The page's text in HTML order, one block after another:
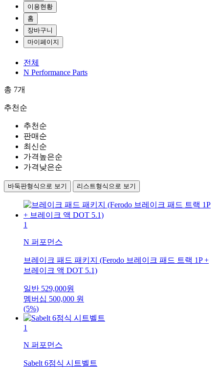
이용현황
홈
장바구니
마이페이지
전체
N Performance Parts
총 7개
추천순
추천순
판매순
최신순
가격높은순
가격낮은순
바둑판형식으로 보기 리스트형식으로 보기
1
N 퍼포먼스
브레이크 패드 패키지 (Ferodo 브레이크 패드 트랙 1P +
브레이크 액 DOT 5.1)
일반 529,000원
멤버십 500,000 원
(5%)
1
N 퍼포먼스
Sabelt 6점식 시트벨트